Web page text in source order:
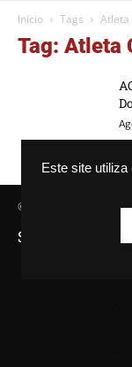
Este site
Início Tags Atleta
Tag: Atleta
© Agência GBC. Aqui
SAIBA MAIS